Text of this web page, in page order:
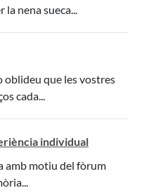
nena sueca...
oblideu que les vostres
cada...
individual
amb motiu del fòrum